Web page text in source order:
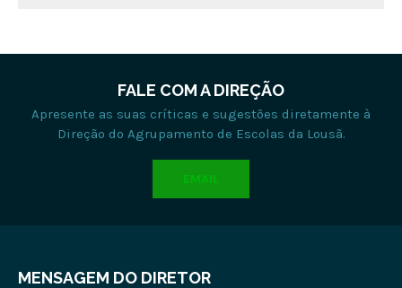
FALE COM A DIREÇÃO
Apresente as suas críticas e sugestões diretamente à
Direção do Agrupamento de Escolas da Lousã.
EMAIL
MENSAGEM DO DIRETOR